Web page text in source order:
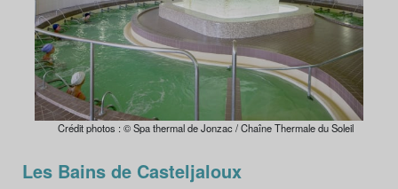
Crédit photos : © Spa thermal de Jonzac / Chaîne Thermale du Soleil
Les Bains de Casteljaloux